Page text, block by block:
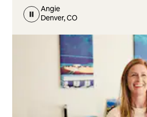
Angie
Denver, CO